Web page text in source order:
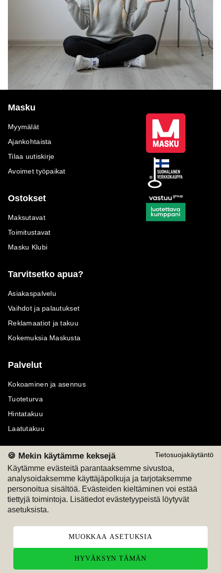
Tietosuojakäytäntö
🍪 Mekin käytämme keksejä
Käytämme evästeitä parantaaksemme sivustoa,
analysoidaksemme käyttäjäpolkuja ja tarjotaksemme
personoitua sisältöä. Evästeiden kieltäminen voi estää
tiettyjä toimintoja. Lisätiedot evästetyypeistä löytyvät
asetuksista.
MUOKKAA ASETUKSIA
HYVÄKSYN TÄMÄN
Masku
Myymälät
Ajankohtaista
Tilaa uutiskirje
Avoimet työpaikat
Ostokset
Maksutavat
Toimitustavat
Masku Klubi
Tarvitsetko apua?
Asiakaspalvelu
Vaihdot ja palautukset
Reklamaatiot ja takuu
Kokemuksia Maskusta
Palvelut
Kokoaminen ja asennus
Tuoteturva
Hintatakuu
Laatutakuu
Maksutavat
M
Seuraa meitä